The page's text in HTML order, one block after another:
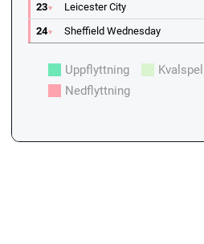
23
Leicester City
24
Sheffield Wednesday
Uppflyttning
Nedflyttning